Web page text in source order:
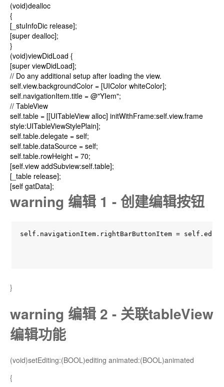
(void)dealloc
{
[_stuInfoDic release];
[super dealloc];
}
(void)viewDidLoad {
[super viewDidLoad];
// Do any additional setup after loading the view.
self.view.backgroundColor = [UIColor whiteColor];
self.navigationItem.title = @"YIem";
// TableView
self.table = [[UITableView alloc] initWithFrame:self.view.frame
style:UITableViewStylePlain];
self.table.delegate = self;
self.table.dataSource = self;
self.table.rowHeight = 70;
[self.view addSubview:self.table];
[_table release];
[self gatData];
warning 编辑 1 - 创建编辑按钮
self.navigationItem.rightBarButtonItem =
}
warning 编辑 2 - 关联tableView
编辑功能
(void)setEditing:(BOOL)editing animated:(BOOL)animated
{